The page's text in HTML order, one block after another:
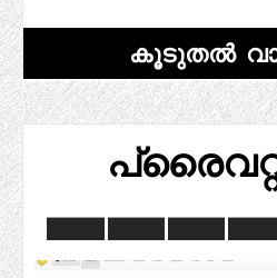
കൂടുതൽ